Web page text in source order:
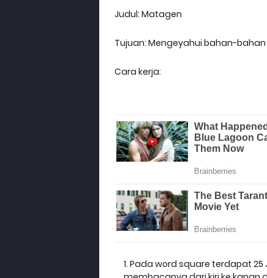
Judul: Matagen
Tujuan: Mengeyahui bahan-
Cara kerja:
Pada word square terdapat